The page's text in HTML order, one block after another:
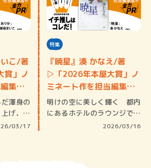
いこ/著
賞」ノ
編集…
渾身の
げ、最
03/17
特集
『暁星』湊 かなえ/著
▷「2026年本屋大賞」ノ
ミネート作を担当編集
者…
明けの空に美しく輝く 都内
にあるホテルのラウンジで打
2026/03/16